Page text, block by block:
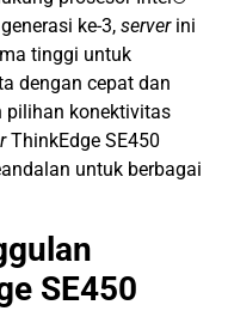
ke-3, serverini
tinggi untuk
dengan cepat dan
pilihan konektivitas
ThinkEdge SE450
untuk berbagai
SE450